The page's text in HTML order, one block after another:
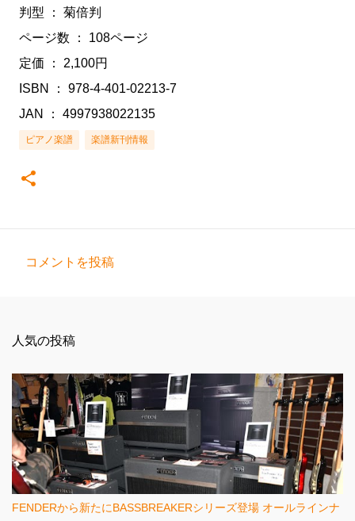
判型 ： 菊倍判
ページ数 ： 108ページ
定価 ： 2,100円
ISBN ： 978-4-401-02213-7
JAN ： 4997938022135
ピアノ楽譜 楽譜新刊情報
ト
コメントを投稿
人気の投稿
FENDERから新たにBASSBREAKERシリーズ登場 オールラインナ